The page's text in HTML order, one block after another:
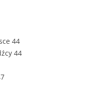
44
44